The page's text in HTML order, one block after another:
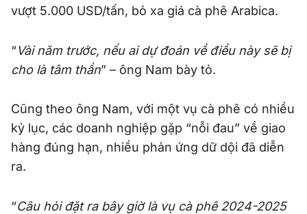
vượt 5.000 USD/tấn, bỏ xa giá cà phê Arabica.
“Vài năm trước, nếu ai dự đoán về điều này sẽ bị
cho là tâm thần” – ông Nam bày tỏ.
Cũng theo ông Nam, với một vụ cà phê có nhiều
kỷ lục, các doanh nghiệp gặp “nỗi đau” về giao
hàng đúng hạn, nhiều phản ứng dữ dội đã diễn
ra.
“Câu hỏi đặt ra bây giờ là vụ cà phê 2024-2025